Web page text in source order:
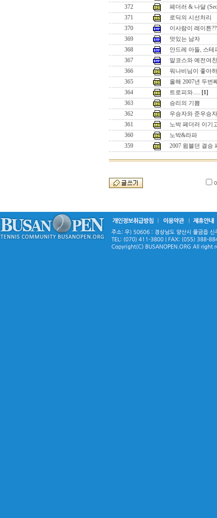
372
페더러 & 나달
371
로딕의 시선처리
370
이사람이 레이튼
369
멋있는 남자
368
안드레 아들, 스테
367
말코스와 예전여친
366
워나비님이 좋아
365
올해 2007년 두번
364
트로피와..... [1]
363
승리의 기쁨
362
우승자와 준우승자
361
노박 페더러 이기
360
노박&라파
359
2007 윔블던 결승